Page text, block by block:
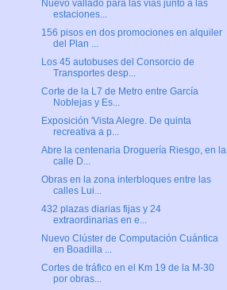
Nuevo vallado para las vías junto a las
estaciones...
156 pisos en dos promociones en alquiler
del Plan ...
Los 45 autobuses del Consorcio de
Transportes desp...
Corte de la L7 de Metro entre García
Noblejas y Es...
Exposición 'Vista Alegre. De quinta
recreativa a p...
Abre la centenaria Droguería Riesgo, en la
calle D...
Obras en la zona interbloques entre las
calles Lui...
432 plazas diarias fijas y 24
extraordinarias en e...
Nuevo Clúster de Computación Cuántica
en Boadilla ...
Cortes de tráfico en el Km 19 de la M-30
por obras...